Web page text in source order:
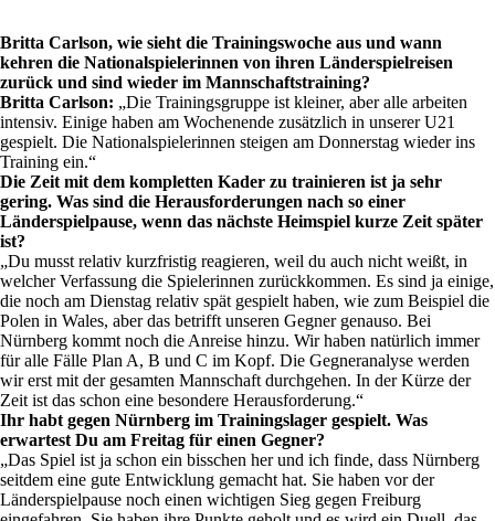
Britta Carlson, wie sieht die Trainingswoche aus und wann
kehren die Nationalspielerinnen von ihren Länderspielreisen
zurück und sind wieder im Mannschaftstraining?
Britta Carlson: „Die Trainingsgruppe ist kleiner, aber alle arbeiten
intensiv. Einige haben am Wochenende zusätzlich in unserer U21
gespielt. Die Nationalspielerinnen steigen am Donnerstag wieder ins
Training ein.“
Die Zeit mit dem kompletten Kader zu trainieren ist ja sehr
gering. Was sind die Herausforderungen nach so einer
Länderspielpause, wenn das nächste Heimspiel kurze Zeit später
ist?
„Du musst relativ kurzfristig reagieren, weil du auch nicht weißt, in
welcher Verfassung die Spielerinnen zurückkommen. Es sind ja einige,
die noch am Dienstag relativ spät gespielt haben, wie zum Beispiel die
Polen in Wales, aber das betrifft unseren Gegner genauso. Bei
Nürnberg kommt noch die Anreise hinzu. Wir haben natürlich immer
für alle Fälle Plan A, B und C im Kopf. Die Gegneranalyse werden
wir erst mit der gesamten Mannschaft durchgehen. In der Kürze der
Zeit ist das schon eine besondere Herausforderung.“
Ihr habt gegen Nürnberg im Trainingslager gespielt. Was
erwartest Du am Freitag für einen Gegner?
„Das Spiel ist ja schon ein bisschen her und ich finde, dass Nürnberg
seitdem eine gute Entwicklung gemacht hat. Sie haben vor der
Länderspielpause noch einen wichtigen Sieg gegen Freiburg